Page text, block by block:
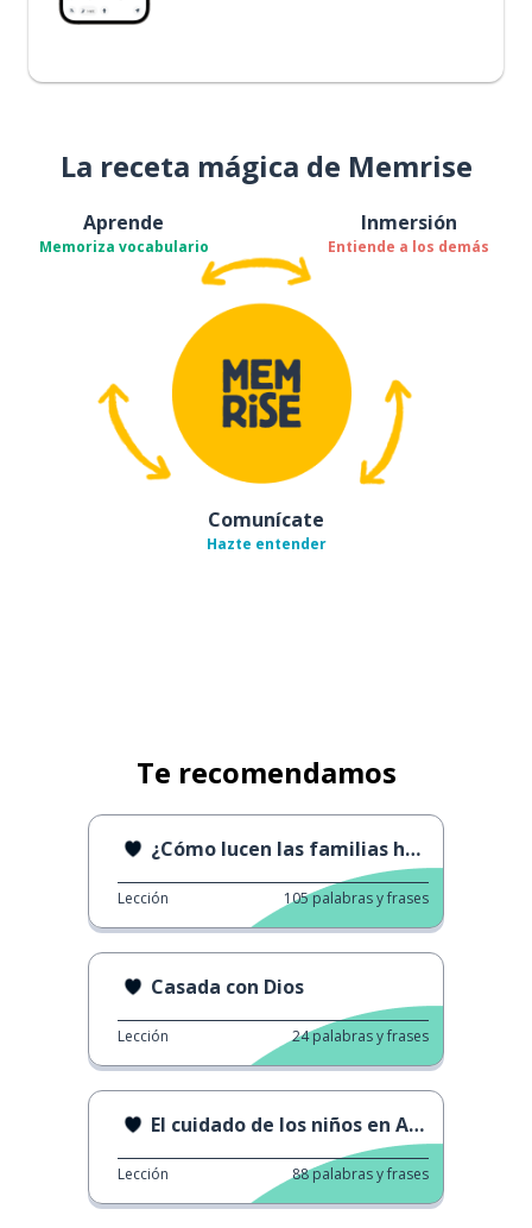
La receta mágica de Memrise
Aprende
Memoriza vocabulario
Inmersión
Entiende a los demás
Comunícate
Hazte entender
Te recomendamos
¿Cómo lucen las familias hoy en día?
Lección 105palabras y frases
Casada con Dios
Lección 24palabras y frases
El cuidado de los niños en Alemania
Lección 88palabras y frases